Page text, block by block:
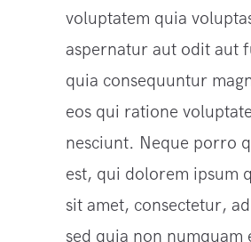
voluptatem quia
aspernatur aut odit aut
quia consequuntur
eos qui ratione
nesciunt. Neque porro
est, qui dolorem ipsum
sit amet, consectetur,
sed quia non numquam